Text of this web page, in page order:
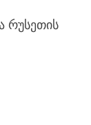
რუსეთის